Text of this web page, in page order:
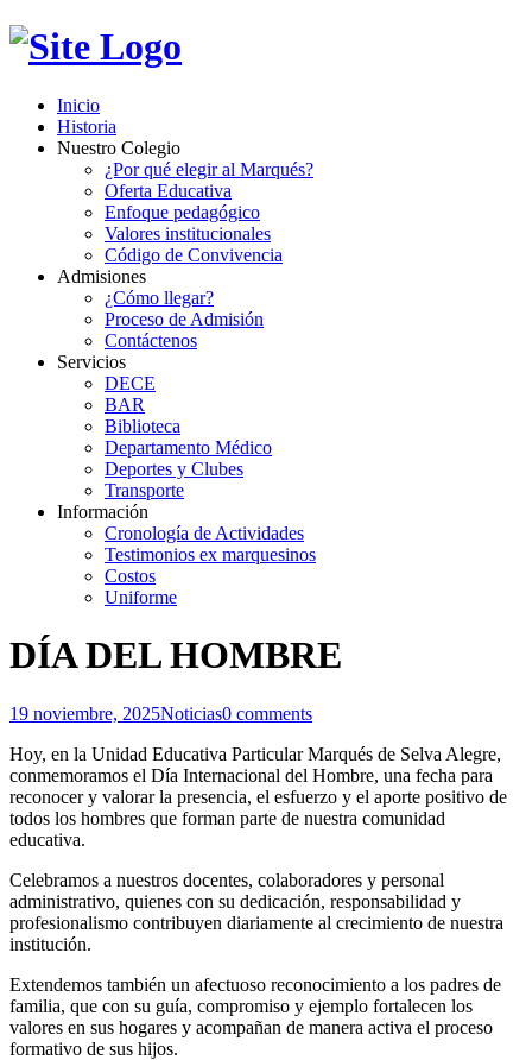
Inicio
Historia
Nuestro Colegio
¿Por qué elegir al Marqués?
Oferta Educativa
Enfoque pedagógico
Valores institucionales
Código de Convivencia
Admisiones
¿Cómo llegar?
Proceso de Admisión
Contáctenos
Servicios
DECE
BAR
Biblioteca
Departamento Médico
Deportes y Clubes
Transporte
Información
Cronología de Actividades
Testimonios ex marquesinos
Costos
Uniforme
DÍA DEL HOMBRE
19 noviembre, 2025Noticias0 comments
Hoy, en la Unidad Educativa Particular Marqués de Selva Alegre,
conmemoramos el Día Internacional del Hombre, una fecha para
reconocer y valorar la presencia, el esfuerzo y el aporte positivo de
todos los hombres que forman parte de nuestra comunidad
educativa.
Celebramos a nuestros docentes, colaboradores y personal
administrativo, quienes con su dedicación, responsabilidad y
profesionalismo contribuyen diariamente al crecimiento de nuestra
institución.
Extendemos también un afectuoso reconocimiento a los padres de
familia, que con su guía, compromiso y ejemplo fortalecen los
valores en sus hogares y acompañan de manera activa el proceso
formativo de sus hijos.